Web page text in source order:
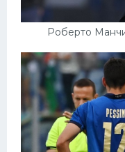
Роберто